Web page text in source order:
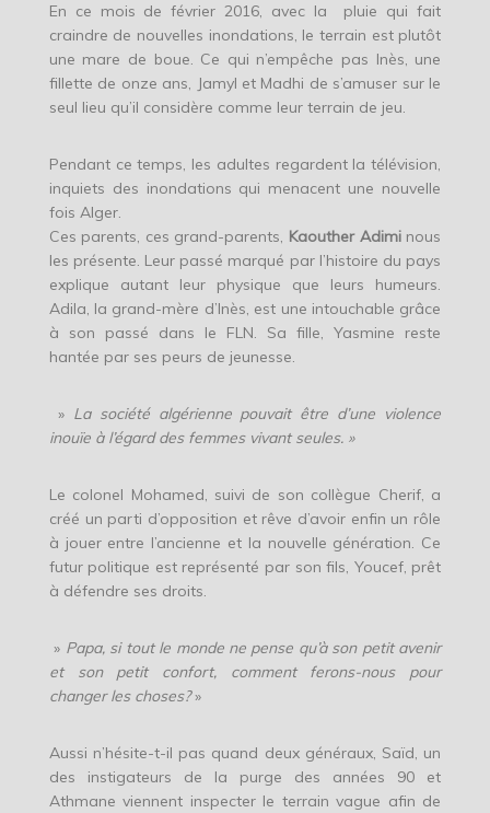
En ce mois de février 2016, avec la pluie qui fait
craindre de nouvelles inondations, le terrain est plutôt
une mare de boue. Ce qui n’empêche pas Inès, une
fillette de onze ans, Jamyl et Madhi de s’amuser sur le
seul lieu qu’il considère comme leur terrain de jeu.
Pendant ce temps, les adultes regardent la télévision,
inquiets des inondations qui menacent une nouvelle
fois Alger.
Ces parents, ces grand-parents, Kaouther Adiminous
les présente. Leur passé marqué par l’histoire du pays
explique autant leur physique que leurs humeurs.
Adila, la grand-mère d’Inès, est une intouchable grâce
à son passé dans le FLN. Sa fille, Yasmine reste
hantée par ses peurs de jeunesse.
» La société algérienne pouvait être d’une violence
inouïe à l’égard des femmes vivant seules. »
Le colonel Mohamed, suivi de son collègue Cherif, a
créé un parti d’opposition et rêve d’avoir enfin un rôle
à jouer entre l’ancienne et la nouvelle génération. Ce
futur politique est représenté par son fils, Youcef, prêt
à défendre ses droits.
» Papa, si tout le monde ne pense qu’à son petit avenir
et son petit confort, comment ferons-nous pour
changer les choses?»
Aussi n’hésite-t-il pas quand deux généraux, Saïd, un
des instigateurs de la purge des années 90 et
Athmane viennent inspecter le terrain vague afin de